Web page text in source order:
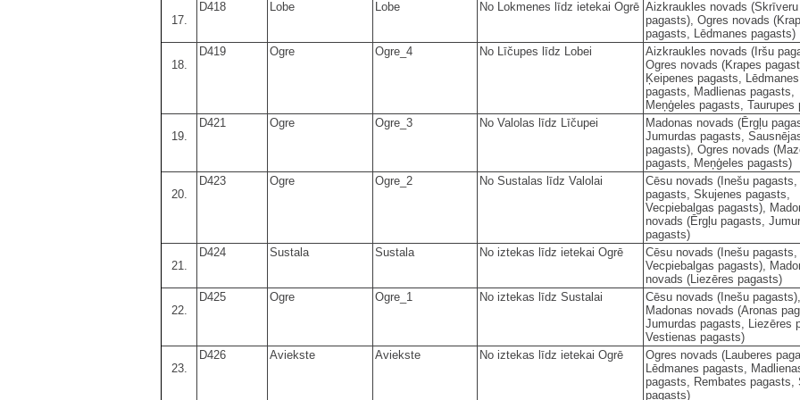
17.
D418 Lobe Lobe No Lokmenes līdz ietekai Ogrē Aizkraukles novads (Skrīveru
pagasts), Ogres novads
pagasts, Lēdmanes pagasts)
18.
D419 Ogre Ogre_4 No Līčupes līdz Lobei
Aizkraukles novads (Iršu
Ogres novads (Krapes
Ķeipenes pagasts, Lēdmanes
pagasts, Madlienas pagasts,
Meņģeles pagasts, Taurupes
19.
D421 Ogre Ogre_3 No Valolas līdz Līčupei
Madonas novads (Ērgļu
Jumurdas pagasts,
pagasts), Ogres novads
pagasts, Meņģeles pagasts)
20.
D423 Ogre Ogre_2 No Sustalas līdz Valolai
Cēsu novads (Inešu
pagasts, Skujenes pagasts,
Vecpiebalgas pagasts),
novads (Ērgļu pagasts,
pagasts)
21.
D424 Sustala Sustala No iztekas līdz ietekai Ogrē
Cēsu novads (Inešu pagasts,
Vecpiebalgas pagasts),
novads (Liezēres pagasts)
22.
D425 Ogre Ogre_1 No iztekas līdz Sustalai
Cēsu novads (Inešu pagasts),
Madonas novads (Aronas
Jumurdas pagasts, Liezēres
Vestienas pagasts)
23.
D426 Aviekste Aviekste No iztekas līdz ietekai Ogrē
Ogres novads (Lauberes
Lēdmanes pagasts,
pagasts, Rembates pagasts,
pagasts)